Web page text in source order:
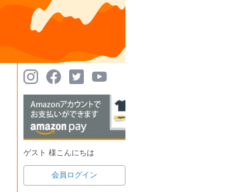
ゲスト 様こんにちは
会員ログイン